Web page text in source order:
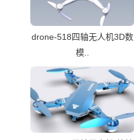
drone-518四轴无人机3D数
模..